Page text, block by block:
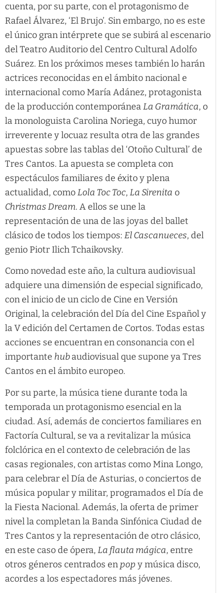
cuenta, por su parte, con el protagonismo de
Rafael Álvarez, ‘El Brujo’. Sin embargo, no es este
el único gran intérprete que se subirá al escenario
del Teatro Auditorio del Centro Cultural Adolfo
Suárez. En los próximos meses también lo harán
actrices reconocidas en el ámbito nacional e
internacional como María Adánez, protagonista
de la producción contemporáneaLa Gramática, o
la monologuista Carolina Noriega, cuyo humor
irreverente y locuaz resulta otra de las grandes
apuestas sobre las tablas del ‘Otoño Cultural’ de
Tres Cantos. La apuesta se completa con
espectáculos familiares de éxito y plena
actualidad, comoLola Toc Toc, La Sirenita o
Christmas Dream. A ellos se une la
representación de una de las joyas del ballet
clásico de todos los tiempos: El Cascanueces, del
genio Piotr Ilich Tchaikovsky.
Como novedad este año, la cultura audiovisual
adquiere una dimensión de especial significado,
con el inicio de un ciclo de Cine en Versión
Original, la celebración del Día del Cine Español y
la V edición del Certamen de Cortos. Todas estas
acciones se encuentran en consonancia con el
importante hubaudiovisual que supone ya Tres
Cantos en el ámbito europeo.
Por su parte, la música tiene durante toda la
temporada un protagonismo esencial en la
ciudad. Así, además de conciertos familiares en
Factoría Cultural, se va a revitalizar la música
folclórica en el contexto de celebración de las
casas regionales, con artistas como Mina Longo,
para celebrar el Día de Asturias, o conciertos de
música popular y militar, programados el Día de
la Fiesta Nacional. Además, la oferta de primer
nivel la completan la Banda Sinfónica Ciudad de
Tres Cantos y la representación de otro clásico,
en este caso de ópera, La flauta mágica, entre
otros géneros centrados en pop y música disco,
acordes a los espectadores más jóvenes.